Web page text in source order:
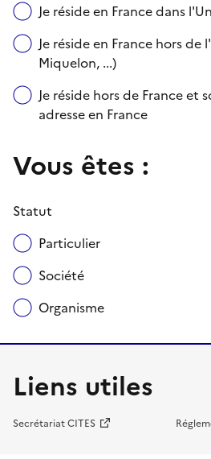
Je réside en France dans
Je réside en France hors
Miquelon, ...)
Je réside hors de France
adresse en France
Vous êtes :
Statut
Particulier
Société
Organisme
Liens utiles
Secrétariat CITES